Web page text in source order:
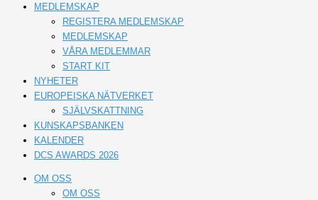
MEDLEMSKAP
REGISTERA MEDLEMSKAP
MEDLEMSKAP
VÅRA MEDLEMMAR
START KIT
NYHETER
EUROPEISKA NÄTVERKET
SJÄLVSKATTNING
KUNSKAPSBANKEN
KALENDER
DCS AWARDS 2026
OM OSS
OM OSS